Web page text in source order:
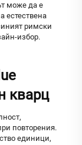
може да е
естествена
римски
избор.
кварц
повторения.
единици,